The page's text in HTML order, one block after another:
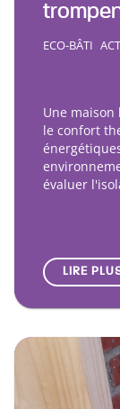
ECO-BÂTI
Une
le confort
évaluer
LIRE